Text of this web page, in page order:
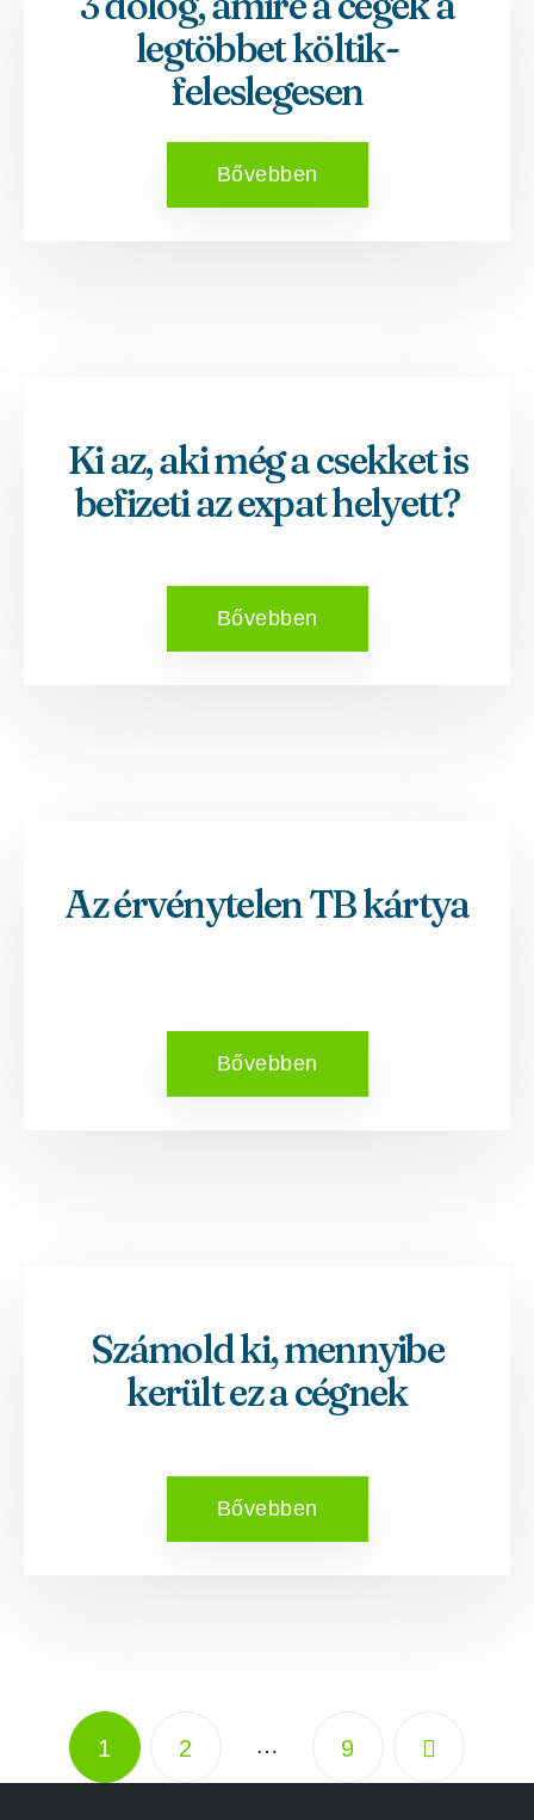
legtöbbet költik-
feleslegesen
Bővebben
Ki az, aki még a csekket is
befizeti az expat helyett?
Bővebben
Az érvénytelen TB kártya
Bővebben
Számold ki, mennyibe
került ez a cégnek
Bővebben
1 2 … 9